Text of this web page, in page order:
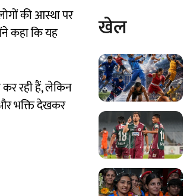
की आस्था पर
कहा कि यह
रही हैं, लेकिन
और भक्ति देखकर
खेल